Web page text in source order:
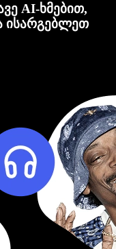
AI-ხმებით,
ისარგებლეთ